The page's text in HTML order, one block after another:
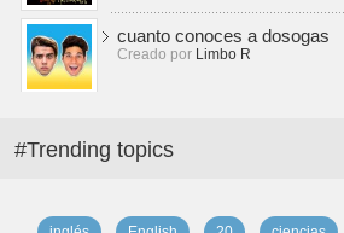
cuanto conoces a dosogas
Creado por Limbo R
#Trending topics